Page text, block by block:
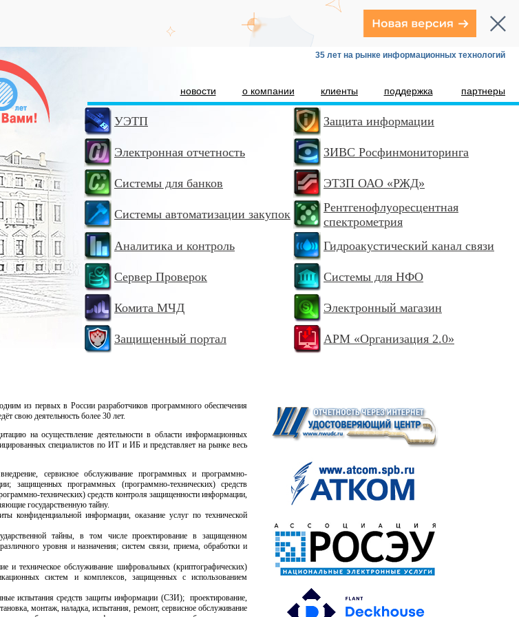
35 лет на рынке информационных технологий
новости о компании клиенты поддержка партнеры
УЭТП Защита информации
Электронная отчетность ЗИВС Росфинмониторинга
Системы для банков ЭТЗП ОАО «РЖД»
Системы автоматизации закупок
Рентгенофлуоресцентная
спектрометрия
Аналитика и контроль
Гидроакустический канал связи
Сервер Проверок Системы для НФО
Комита МЧД Электронный магазин
Защищенный портал АРМ «Организация 2.0»
из первых в России разработчиков программного обеспечения
свою деятельность более 30 лет.
на осуществление деятельности в области информационных
специалистов по ИТ и ИБ и представляет на рынке весь
внедрение, сервисное обслуживание программных и программно-
защищенных программных (программно-технических) средств
технических) средств контроля защищенности информации,
государственную тайну.
конфиденциальной информации, оказание услуг по технической
тайны, в том числе проектирование в защищенном
уровня и назначения; систем связи, приема, обработки и
и техническое обслуживание шифровальных (криптографических)
систем и комплексов, защищенных с использованием
испытания средств защиты информации (СЗИ); проектирование,
монтаж, наладка, испытания, ремонт, сервисное обслуживание